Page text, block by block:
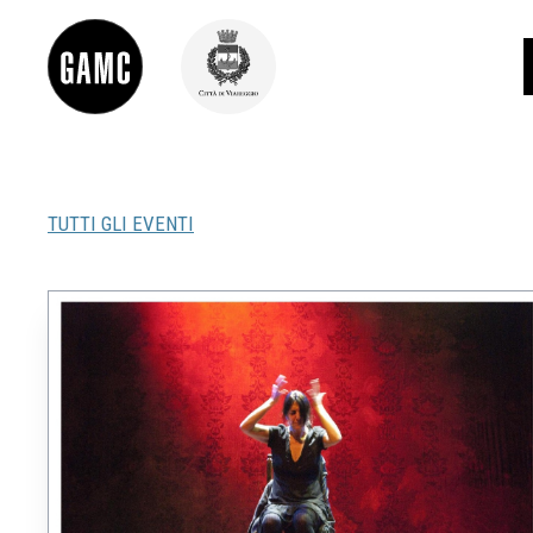
SHOP
LE COLLEZIONI
GLI AUTORI
LORENZO VIANI
MOSTRE
EVENTI
PALAZZO DELLE MUSE
TUTTI GLI EVENTI